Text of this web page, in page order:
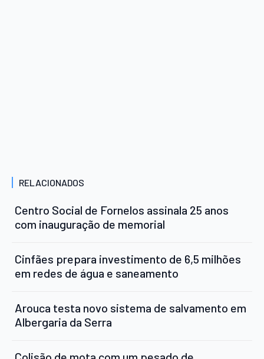
RELACIONADOS
Centro Social de Fornelos assinala 25 anos
com inauguração de memorial
Cinfães prepara investimento de 6,5 milhões
em redes de água e saneamento
Arouca testa novo sistema de salvamento em
Albergaria da Serra